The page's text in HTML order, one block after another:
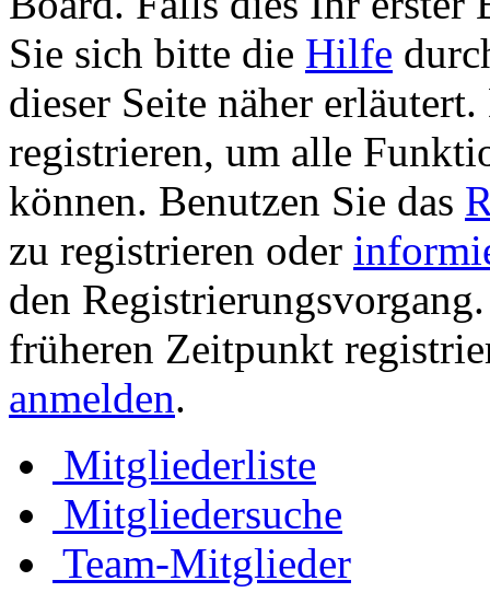
Sie sich bitte die Hilfe
dieser Seite näher
registrieren, um alle
können. Benutzen Sie das
zu registrieren oder
den
früheren Zeitpunkt
anmelden.
Mitgliederliste
Mitgliedersuche
Team-Mitglieder